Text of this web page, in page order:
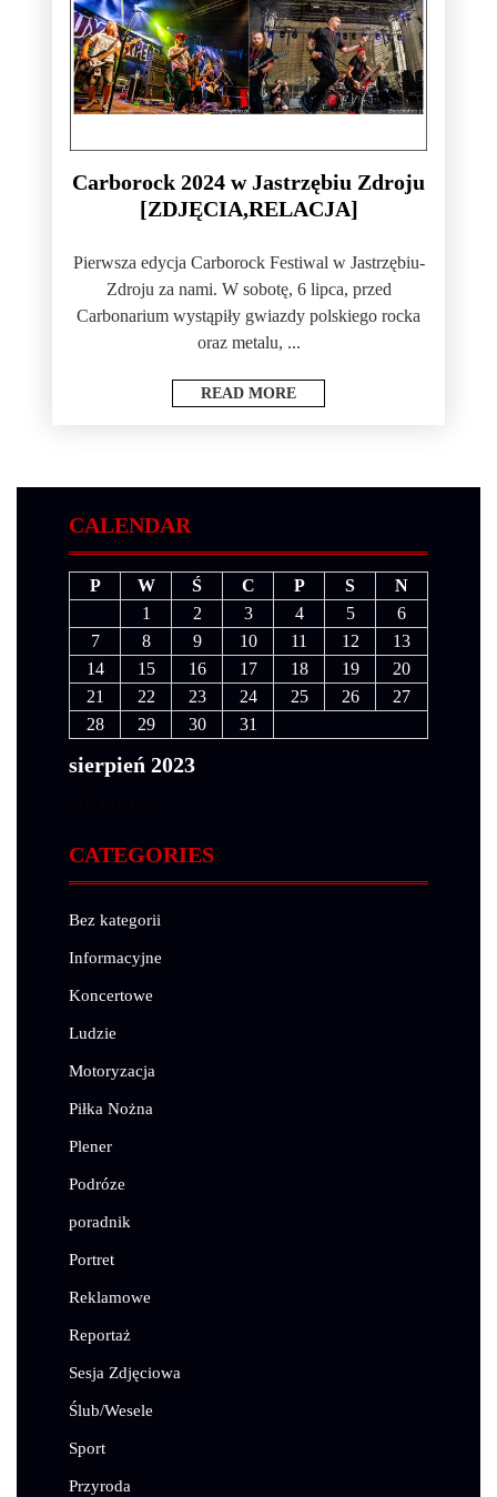
Carborock 2024 w Jastrzębiu Zdroju
[ZDJĘCIA,RELACJA]
Pierwsza edycja Carborock Festiwal w Jastrzębiu-
Zdroju za nami. W sobotę, 6 lipca, przed
Carbonarium wystąpiły gwiazdy polskiego rocka
oraz metalu, ...
READ MORE
CALENDAR
sierpień 2023
P W Ś C P S
N
1
2 3 4 5
6
7
8 9 10 11 12
13
14
15 16 17 18 19
20
21
22 23 24 25 26
27
28
29 30 31
CATEGORIES
Bez kategorii
Informacyjne
Koncertowe
Ludzie
Motoryzacja
Piłka Nożna
Plener
Podróze
poradnik
Portret
Reklamowe
Reportaż
Sesja Zdjęciowa
Ślub/Wesele
Sport
Przyroda